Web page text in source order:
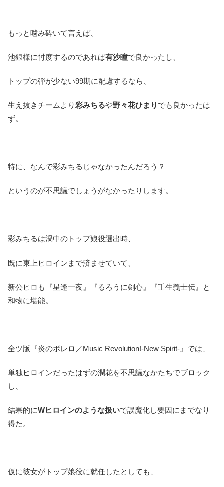
もっと噛み砕いて言えば、
池銀様に忖度するのであれば有沙瞳で良かったし、
トップの弾が少ない99期に配慮するなら、
生え抜きチームより彩みちるや野々花ひまり でも良かったは
ず。
特に、なんで彩みちるじゃなかったんだろう？
というのが不思議でしょうがなかったりします。
彩みちるは渦中のトップ娘役選出時、
既に東上ヒロインまで済ませていて、
新公ヒロも『星逢一夜』『るろうに剣心』『壬生義士伝』と
和物に堪能。
全ツ版『炎のボレロ／Music Revolution!-New Spirit-』では、
単独ヒロインだったはずの潤花を不思議なかたちでブロック
し、
結果的にWヒロインのような扱いで誤魔化し要因にまでなり
得た。
仮に彼女がトップ娘役に就任したとしても、